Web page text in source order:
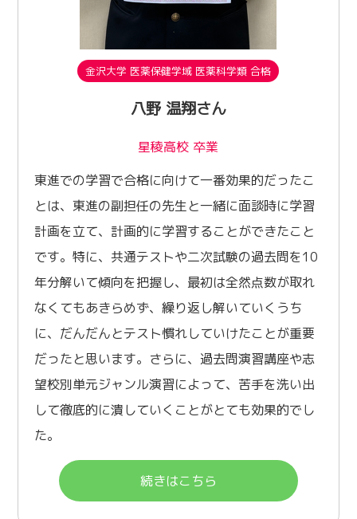
金沢大学 医薬保健学域 医薬科学類 合格
八野 温翔さん
星稜高校 卒業
東進での学習で合格に向けて一番効果的だったこ
とは、東進の副担任の先生と一緒に面談時に学習
計画を立て、計画的に学習することができたこと
です。特に、共通テストや二次試験の過去問を10
年分解いて傾向を把握し、最初は全然点数が取れ
なくてもあきらめず、繰り返し解いていくうち
に、だんだんとテスト慣れしていけたことが重要
だったと思います。さらに、過去問演習講座や志
望校別単元ジャンル演習によって、苦手を洗い出
して徹底的に潰していくことがとても効果的でし
た。
続きはこちら